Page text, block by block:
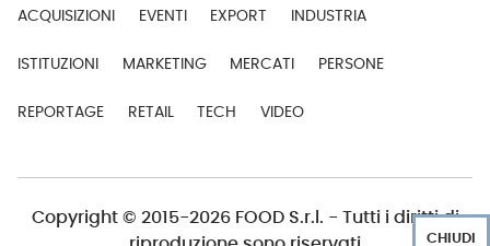
ACQUISIZIONI EVENTI EXPORT INDUSTRIA
ISTITUZIONI MARKETING MERCATI PERSONE
REPORTAGE RETAIL TECH VIDEO
Copyright © 2015-2026 FOOD S.r.l. - Tutti i diritti di
CHIUDI